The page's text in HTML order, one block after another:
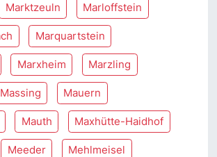
Marktzeuln Marloffstein
Marquartstein
Marxheim Marzling
Massing Mauern
Mauth Maxhütte-Haidhof
Meeder Mehlmeisel